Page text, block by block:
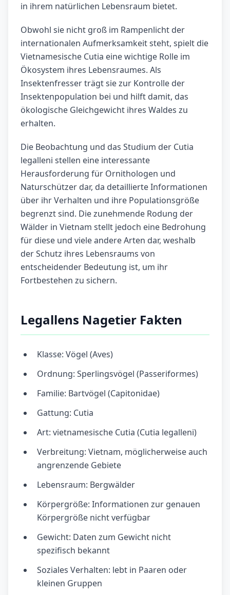
in ihrem natürlichen Lebensraum bietet.
Obwohl sie nicht groß im Rampenlicht der
internationalen Aufmerksamkeit steht, spielt die
Vietnamesische Cutia eine wichtige Rolle im
Ökosystem ihres Lebensraumes. Als
Insektenfresser trägt sie zur Kontrolle der
Insektenpopulation bei und hilft damit, das
ökologische Gleichgewicht ihres Waldes zu
erhalten.
Die Beobachtung und das Studium der Cutia
legalleni stellen eine interessante
Herausforderung für Ornithologen und
Naturschützer dar, da detaillierte Informationen
über ihr Verhalten und ihre Populationsgröße
begrenzt sind. Die zunehmende Rodung der
Wälder in Vietnam stellt jedoch eine Bedrohung
für diese und viele andere Arten dar, weshalb
der Schutz ihres Lebensraums von
entscheidender Bedeutung ist, um ihr
Fortbestehen zu sichern.
Legallens Nagetier Fakten
Klasse: Vögel (Aves)
Ordnung: Sperlingsvögel (Passeriformes)
Familie: Bartvögel (Capitonidae)
Gattung: Cutia
Art: vietnamesische Cutia (Cutia legalleni)
Verbreitung: Vietnam, möglicherweise auch
angrenzende Gebiete
Lebensraum: Bergwälder
Körpergröße: Informationen zur genauen
Körpergröße nicht verfügbar
Gewicht: Daten zum Gewicht nicht
spezifisch bekannt
Soziales Verhalten: lebt in Paaren oder
kleinen Gruppen